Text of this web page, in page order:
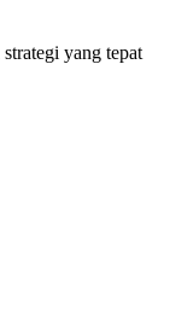
yang tepat